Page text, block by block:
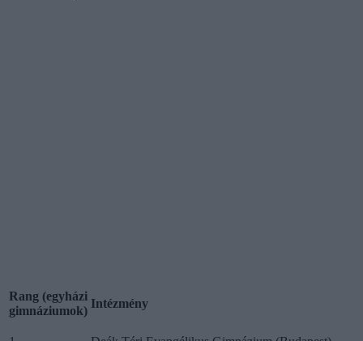
Rang (egyházi
gimnáziumok)
Intézmény